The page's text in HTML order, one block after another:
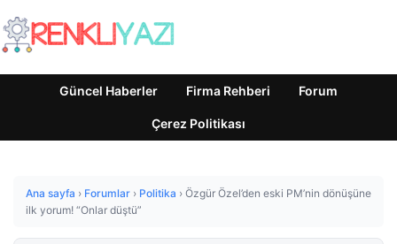
Güncel Haberler Firma Rehberi Forum
Çerez Politikası
Ana sayfa › Forumlar › Politika › Özgür Özel’den eski PM’nin dönüşüne
ilk yorum! “Onlar düştü”